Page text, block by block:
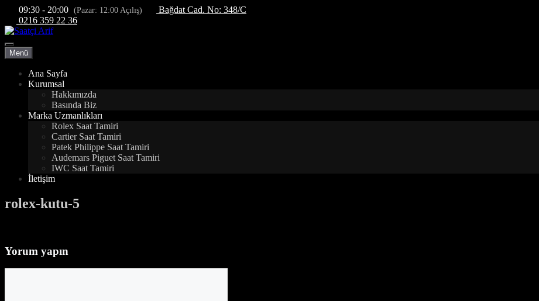
İçeriğe09:30 - 20:00 (Pazar: 12:00 Açılış)
Bağdat Cad. No: 348/C
0216 359 22 36
Menü
Menü
Ana Sayfa
Kurumsal
Hakkımızda
Basında Biz
Marka Uzmanlıkları
Rolex Saat Tamiri
Cartier Saat Tamiri
Patek Philippe Saat Tamiri
Audemars Piguet Saat Tamiri
IWC Saat Tamiri
İletişim
rolex-kutu-5
Yorum yapın